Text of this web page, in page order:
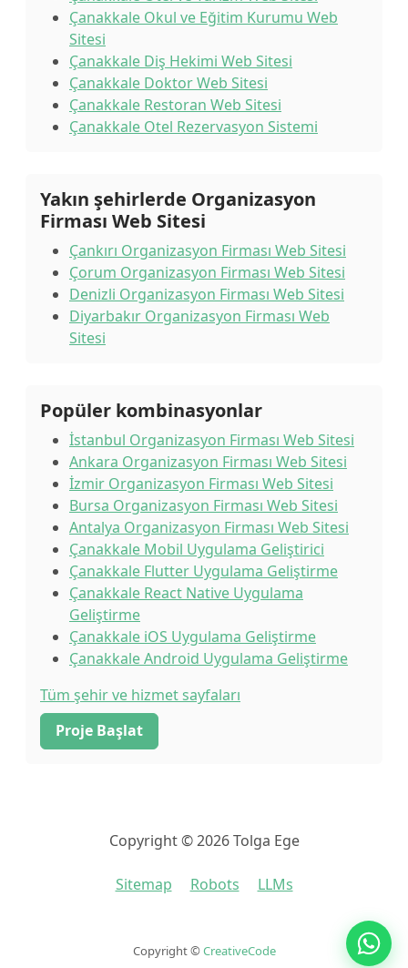
Çanakkale Okul ve Eğitim Kurumu Web
Sitesi
Çanakkale Diş Hekimi Web Sitesi
Çanakkale Doktor Web Sitesi
Çanakkale Restoran Web Sitesi
Çanakkale Otel Rezervasyon Sistemi
Yakın şehirlerde Organizasyon
Firması Web Sitesi
Çankırı Organizasyon Firması Web Sitesi
Çorum Organizasyon Firması Web Sitesi
Denizli Organizasyon Firması Web Sitesi
Diyarbakır Organizasyon Firması Web
Sitesi
Popüler kombinasyonlar
İstanbul Organizasyon Firması Web Sitesi
Ankara Organizasyon Firması Web Sitesi
İzmir Organizasyon Firması Web Sitesi
Bursa Organizasyon Firması Web Sitesi
Antalya Organizasyon Firması Web Sitesi
Çanakkale Mobil Uygulama Geliştirici
Çanakkale Flutter Uygulama Geliştirme
Çanakkale React Native Uygulama
Geliştirme
Çanakkale iOS Uygulama Geliştirme
Çanakkale Android Uygulama Geliştirme
Tüm şehir ve hizmet sayfaları
Proje Başlat
Copyright © 2026 Tolga Ege
Sitemap Robots LLMs
Copyright © CreativeCode